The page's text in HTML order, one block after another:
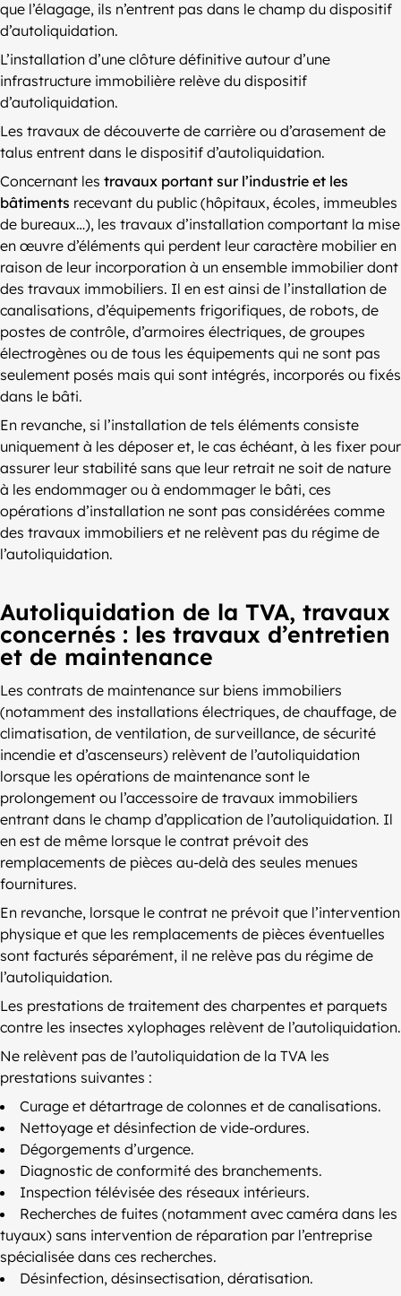
que l’élagage, ils n’entrent pas dans le champ du dispositif
d’autoliquidation.
L’installation d’une clôture définitive autour d’une
infrastructure immobilière relève du dispositif
d’autoliquidation.
Les travaux de découverte de carrière ou d’arasement de
talus entrent dans le dispositif d’autoliquidation.
Concernant les travaux portant sur l’industrie et les
bâtiments recevant du public (hôpitaux, écoles, immeubles
de bureaux…), les travaux d’installation comportant la mise
en œuvre d’éléments qui perdent leur caractère mobilier en
raison de leur incorporation à un ensemble immobilier dont
des travaux immobiliers. Il en est ainsi de l’installation de
canalisations, d’équipements frigorifiques, de robots, de
postes de contrôle, d’armoires électriques, de groupes
électrogènes ou de tous les équipements qui ne sont pas
seulement posés mais qui sont intégrés, incorporés ou fixés
dans le bâti.
En revanche, si l’installation de tels éléments consiste
uniquement à les déposer et, le cas échéant, à les fixer pour
assurer leur stabilité sans que leur retrait ne soit de nature
à les endommager ou à endommager le bâti, ces
opérations d’installation ne sont pas considérées comme
des travaux immobiliers et ne relèvent pas du régime de
l’autoliquidation.
Autoliquidation de la TVA, travaux
concernés : les travaux d’entretien
et de maintenance
Les contrats de maintenance sur biens immobiliers
(notamment des installations électriques, de chauffage, de
climatisation, de ventilation, de surveillance, de sécurité
incendie et d’ascenseurs) relèvent de l’autoliquidation
lorsque les opérations de maintenance sont le
prolongement ou l’accessoire de travaux immobiliers
entrant dans le champ d’application de l’autoliquidation. Il
en est de même lorsque le contrat prévoit des
remplacements de pièces au-delà des seules menues
fournitures.
En revanche, lorsque le contrat ne prévoit que l’intervention
physique et que les remplacements de pièces éventuelles
sont facturés séparément, il ne relève pas du régime de
l’autoliquidation.
Les prestations de traitement des charpentes et parquets
contre les insectes xylophages relèvent de l’autoliquidation.
Ne relèvent pas de l’autoliquidation de la TVA les
prestations suivantes :
Curage et détartrage de colonnes et de canalisations.
Nettoyage et désinfection de vide-ordures.
Dégorgements d’urgence.
Diagnostic de conformité des branchements.
Inspection télévisée des réseaux intérieurs.
Recherches de fuites (notamment avec caméra dans les
tuyaux) sans intervention de réparation par l’entreprise
spécialisée dans ces recherches.
Désinfection, désinsectisation, dératisation.